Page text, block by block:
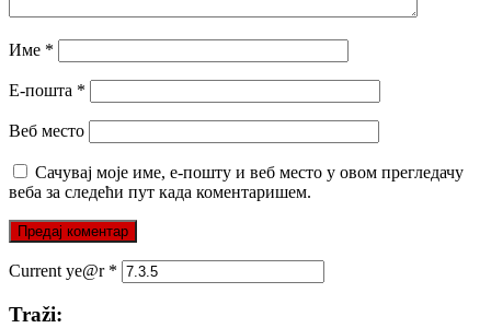
Име *
Е-пошта *
Веб место
Сачувај моје име, е-пошту и веб место у овом прегледачу
веба за следећи пут када коментаришем.
Current ye@r *
Traži: